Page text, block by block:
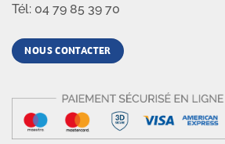
Tél: 04 79 85 39 70
NOUS CONTACTER